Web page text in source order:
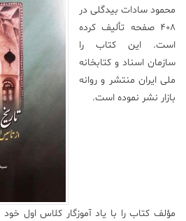
پادکست
مجله
فرهنگی
و
محمود سادات بیدگلی در
۴۰۸ صفحه تألیف کرده
است. این کتاب را
سازمان اسناد و کتابخانه
ملی ایران منتشر و روانه
بازار نشر نموده است.
مؤلف کتاب را با یاد آموزگار کلاس اول